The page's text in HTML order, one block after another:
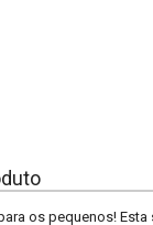
os pequenos!